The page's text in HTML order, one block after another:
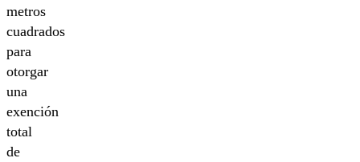
metros
cuadrados
para
otorgar
una
exención
total
de